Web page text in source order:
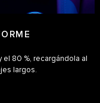
80 %, recargándola al
largos.